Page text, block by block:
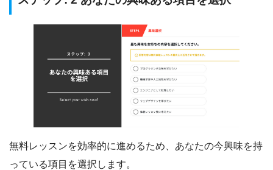
無料レッスンを効率的に進めるため、あなたの今興味を持
っている項目を選択します。